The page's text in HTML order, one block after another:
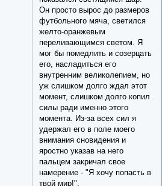
Он просто вырос до размеров
футбольного мяча, светился
желто-оранжевым
переливающимся светом. Я
мог бы помедлить и созерцать
его, насладиться его
внутренним великолепием, но
уж слишком долго ждал этот
момент, слишком долго копил
силы ради именно этого
момента. Из-за всех сил я
удержал его в поле моего
внимания сновидения и
яростно указав на него
пальцем закричал свое
намерение - "Я хочу попасть в
твой мир!".